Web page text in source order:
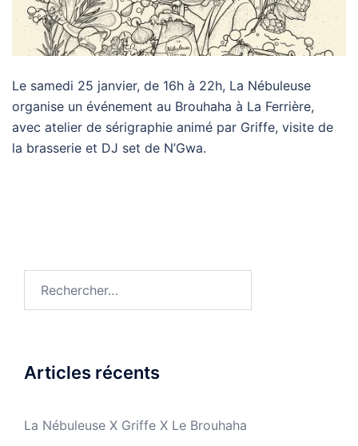
Le samedi 25 janvier, de 16h à 22h, La Nébuleuse
organise un événement au Brouhaha à La Ferrière,
avec atelier de sérigraphie animé par Griffe, visite de
la brasserie et DJ set de N’Gwa.
Articles récents
La Nébuleuse X Griffe X Le Brouhaha